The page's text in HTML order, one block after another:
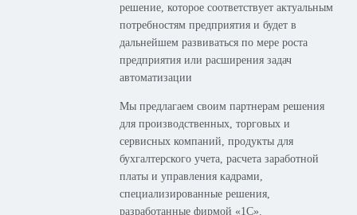
решение, которое соответствует актуальным
потребностям предприятия и будет в
дальнейшем развиваться по мере роста
предприятия или расширения задач
автоматизации
Мы предлагаем своим партнерам решения
для производственных, торговых и
сервисных компаний, продукты для
бухгалтерского учета, расчета заработной
платы и управления кадрами,
специализированные решения,
разработанные фирмой «1С».